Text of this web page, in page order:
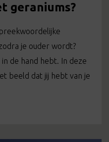
geraniums?
je ouder wordt?
de hand hebt. In deze
beeld dat jij hebt van je